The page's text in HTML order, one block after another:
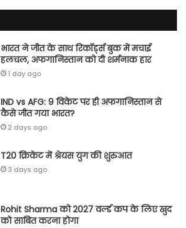
भारत ने जीत के साथ रिकॉर्ड्स बुक में मचाई
हलचल, अफगानिस्तान को दी शर्मनाक हार
1 day ago
IND vs AFG: 9 विकेट पर ही अफगानिस्तान से
कैसे जीत गया भारत?
2 days ago
T20 क्रिकेट में श्रेयस युग की शुरुआत
3 days ago
Rohit Sharma को 2027 वर्ल्‍ड कप के लिए खुद
को साबित करना होगा